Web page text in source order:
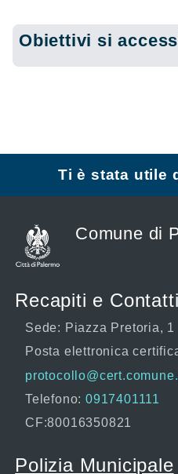
Obiettivi si
Ti è stata utile
Comune di
Recapiti e Contatti
Sede: Piazza Pretoria, 1
Posta elettronica
Telefono: 0917401111
CF:80016350821
Polizia Municipale